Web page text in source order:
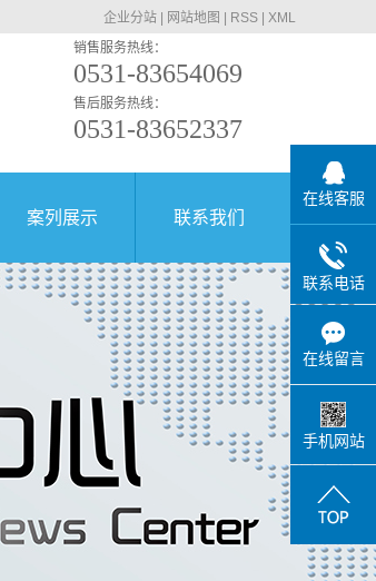
企业分站 网站地图 RSS
XML
销售服务热线：
0531-83654069
售后服务热线：
0531-83652337
案列展示 联系我们
在线客服
联系电话
在线留言
手机网站